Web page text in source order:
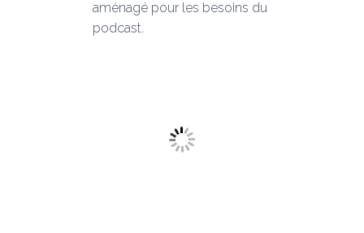
aménagé pour les besoins du
podcast.